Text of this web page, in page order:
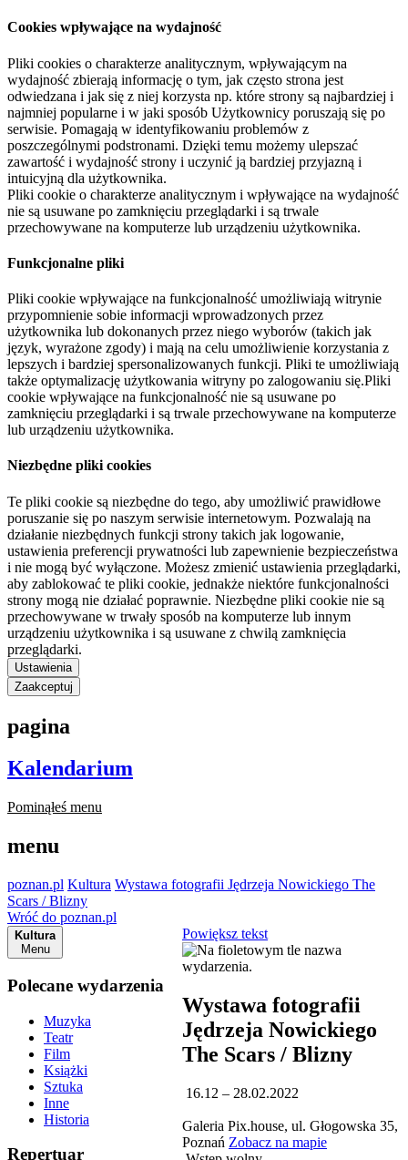
Cookies wpływające na wydajność
Pliki cookies o charakterze analitycznym, wpływającym na
wydajność zbierają informację o tym, jak często strona jest
odwiedzana i jak się z niej korzysta np. które strony są najbardziej i
najmniej popularne i w jaki sposób Użytkownicy poruszają się po
serwisie. Pomagają w identyfikowaniu problemów z
poszczególnymi podstronami. Dzięki temu możemy ulepszać
zawartość i wydajność strony i uczynić ją bardziej przyjazną i
intuicyjną dla użytkownika.
Pliki cookie o charakterze analitycznym i wpływające na wydajność
nie są usuwane po zamknięciu przeglądarki i są trwale
przechowywane na komputerze lub urządzeniu użytkownika.
Funkcjonalne pliki
Pliki cookie wpływające na funkcjonalność umożliwiają witrynie
przypomnienie sobie informacji wprowadzonych przez
użytkownika lub dokonanych przez niego wyborów (takich jak
język, wyrażone zgody) i mają na celu umożliwienie korzystania z
lepszych i bardziej spersonalizowanych funkcji. Pliki te umożliwiają
także optymalizację użytkowania witryny po zalogowaniu się.Pliki
cookie wpływające na funkcjonalność nie są usuwane po
zamknięciu przeglądarki i są trwale przechowywane na komputerze
lub urządzeniu użytkownika.
Niezbędne pliki cookies
Te pliki cookie są niezbędne do tego, aby umożliwić prawidłowe
poruszanie się po naszym serwisie internetowym. Pozwalają na
działanie niezbędnych funkcji strony takich jak logowanie,
ustawienia preferencji prywatności lub zapewnienie bezpieczeństwa
i nie mogą być wyłączone. Możesz zmienić ustawienia przeglądarki,
aby zablokować te pliki cookie, jednakże niektóre funkcjonalności
strony mogą nie działać poprawnie. Niezbędne pliki cookie nie są
przechowywane w trwały sposób na komputerze lub innym
urządzeniu użytkownika i są usuwane z chwilą zamknięcia
przeglądarki.
Ustawienia
Zaakceptuj
pagina
Kalendarium
Pominąłeś menu
menu
poznan.pl Kultura Wystawa fotografii Jędrzeja Nowickiego The
Scars / Blizny
Wróć do poznan.pl
Kultura
Menu
Polecane wydarzenia
Muzyka
Teatr
Film
Książki
Sztuka
Inne
Historia
Repertuar
Powiększ tekst
Wystawa fotografii
Jędrzeja Nowickiego
The Scars / Blizny
16.12 – 28.02.2022
Galeria Pix.house, ul. Głogowska 35,
Poznań Zobacz na mapie